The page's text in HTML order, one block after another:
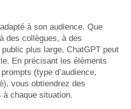
à son audience. Que
des collègues, à des
plus large, ChatGPT peut
En précisant les éléments
(type d’audience,
vous obtiendrez des
à chaque situation.